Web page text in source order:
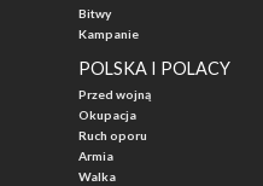
Bitwy
Kampanie
POLSKA I POLACY
Przed wojną
Okupacja
Ruch oporu
Armia
Walka